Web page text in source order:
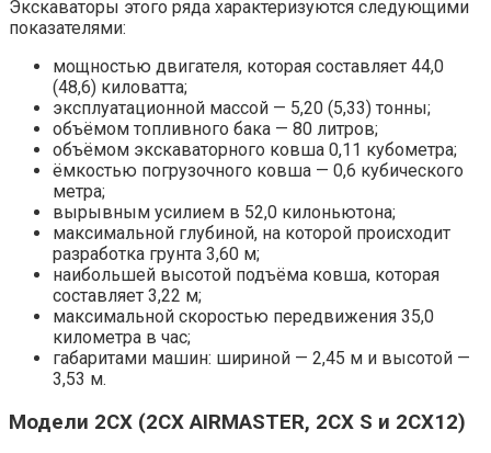
Экскаваторы этого ряда характеризуются следующими
показателями:
мощностью двигателя, которая составляет 44,0
(48,6) киловатта;
эксплуатационной массой — 5,20 (5,33) тонны;
объёмом топливного бака — 80 литров;
объёмом экскаваторного ковша 0,11 кубометра;
ёмкостью погрузочного ковша — 0,6 кубического
метра;
вырывным усилием в 52,0 килоньютона;
максимальной глубиной, на которой происходит
разработка грунта 3,60 м;
наибольшей высотой подъёма ковша, которая
составляет 3,22 м;
максимальной скоростью передвижения 35,0
километра в час;
габаритами машин: шириной — 2,45 м и высотой —
3,53 м.
Модели 2CX (2CX AIRMASTER, 2CX S и 2CX12)